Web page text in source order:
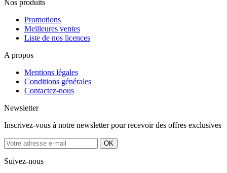
Nos produits
Promotions
Meilleures ventes
Liste de nos licences
A propos
Mentions légales
Conditions générales
Contactez-nous
Newsletter
Inscrivez-vous à notre newsletter pour recevoir des offres exclusives
Suivez-nous